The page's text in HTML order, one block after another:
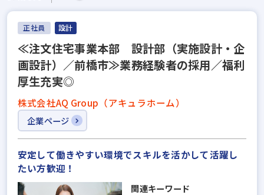
正社員 設計
≪注文住宅事業本部 設計部（実施設計・企
画設計）／前橋市≫業務経験者の採用／福利
厚生充実◎
株式会社AQ Group（アキュラホーム）
企業ページ
安定して働きやすい環境でスキルを活かして活躍し
たい方歓迎！
関連キーワード